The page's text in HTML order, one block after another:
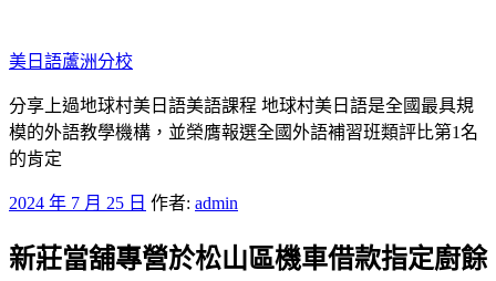
至
主
要
內
容
美日語蘆洲分校
分享上過地球村美日語美語課程 地球村美日語是全國最具規
模的外語教學機構，並榮膺報選全國外語補習班類評比第1名
的肯定
發
於
2024 年 7 月 25 日 作者: admin
新莊當舖專營於松山區機車借款指定廚餘